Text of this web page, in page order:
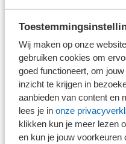
Wij maken op onze
gebruiken cookies om
goed functioneert, om
inzicht te krijgen in
aanbieden van content en
lees je in onze
klikken kun je meer lezen
en kun je jouw voorkeuren
In samenwerking met
verschillende informele
een middag golfen zijn
informele wijze te
kantoren uit de regio.